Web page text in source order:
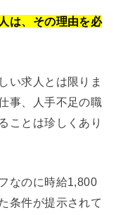
は、その理由を必
い求人とは限りま
事、人手不足の職
ことは珍しくあり
なのに時給1,800
条件が提示されて